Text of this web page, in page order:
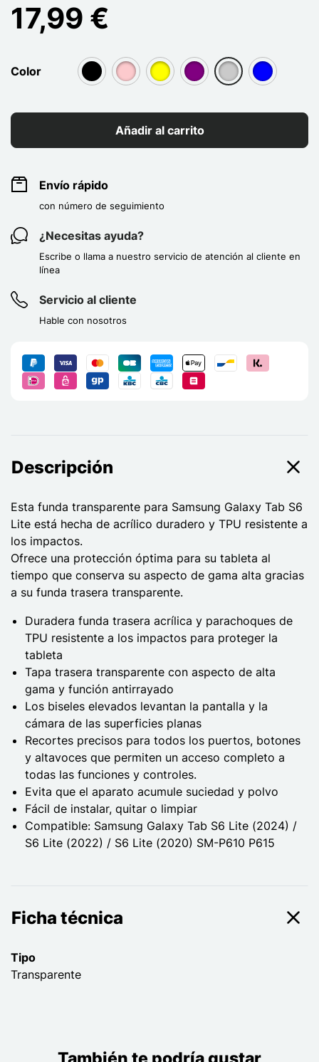
17,99 €
Color
group[3]group[3]group[3]group[3]group[3]group[3]
Añadir al carrito
Envío rápido
con número de seguimiento
¿Necesitas ayuda?
Escribe o llama a nuestro servicio de atención al cliente en
línea
Servicio al cliente
Hable con nosotros
Descripción
Esta funda transparente para Samsung Galaxy Tab S6
Lite está hecha de acrílico duradero y TPU resistente a
los impactos.
Ofrece una protección óptima para su tableta al
tiempo que conserva su aspecto de gama alta gracias
a su funda trasera transparente.
Duradera funda trasera acrílica y parachoques de
TPU resistente a los impactos para proteger la
tableta
Tapa trasera transparente con aspecto de alta
gama y función antirrayado
Los biseles elevados levantan la pantalla y la
cámara de las superficies planas
Recortes precisos para todos los puertos, botones
y altavoces que permiten un acceso completo a
todas las funciones y controles.
Evita que el aparato acumule suciedad y polvo
Fácil de instalar, quitar o limpiar
Compatible: Samsung Galaxy Tab S6 Lite (2024) /
S6 Lite (2022) / S6 Lite (2020) SM-P610 P615
Ficha técnica
Tipo
Transparente